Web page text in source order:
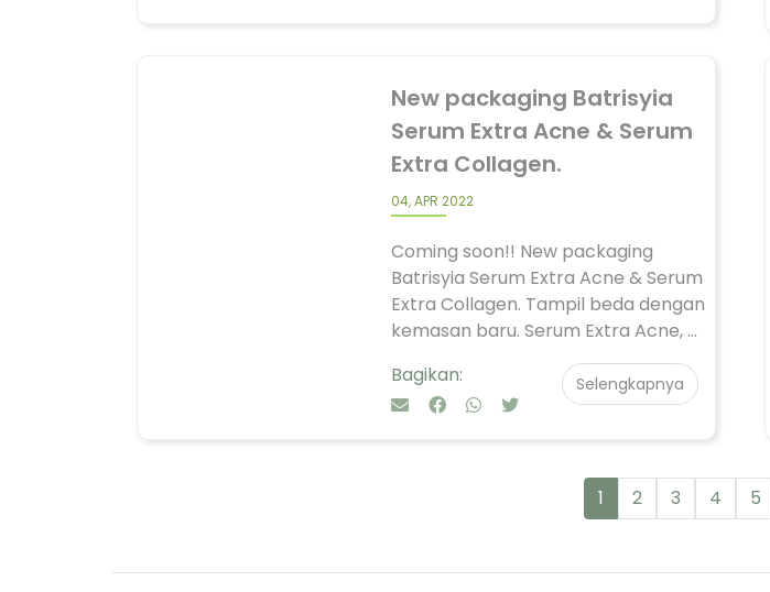
New packaging Batrisyia
Serum Extra Acne & Serum
Extra Collagen.
04, APR 2022
Coming soon!! New packaging
Batrisyia Serum Extra Acne & Serum
Extra Collagen. Tampil beda dengan
kemasan baru. Serum Extra Acne, ...
Bagikan:
Selengkapnya
1 2 3 4 5